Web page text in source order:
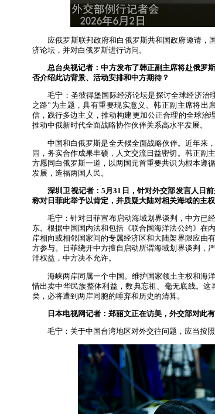
应俄罗斯联邦政府和白俄罗斯共和国政府邀请，
济论坛，并对白俄罗斯进行访问。
总台央视记者：中方发布了韩正副主席将赴俄罗
否介绍此访背景、活动安排和中方期待？
毛宁：圣彼得堡国际经济论坛是探讨全球经济
之路”为主题，具有重要现实意义。韩正副主席将出
信，践行多边主义，推动构建更加公正合理的全球治
推动中俄新时代全面战略协作伙伴关系高水平发展。
中国和白俄罗斯是全天候全面战略伙伴。近年来
固，务实合作成果丰硕，人文交流日益密切。韩正副
方愿同白俄罗斯一道，以两国元首重要共识为根本遵
发展，造福两国人民。
深圳卫视记者：5月31日，针对外交部发言人日
称对日菲此举予以肯定，并质疑大陆对相关海域的主
毛宁：针对日菲宣布启动海域划界谈判，中方已
东。根据中国国内法和包括《联合国海洋法公约》在
岸相向或相邻国家间的专属经济区和大陆架界限应由
方参与。日菲绕开中方擅自启动所谓海域划界谈判，
洋权益，中方决不允许。
海峡两岸同属一个中国。维护国家领土主权和海
惜出卖中华民族整体利益，数典忘祖、毫无底线。
类，必将遭到两岸同胞的唾弃和历史的清算。
日本电视网记者：郑丽文正在访美，外交部对此
毛宁：关于中国台湾地区对外交往问题，应当按照